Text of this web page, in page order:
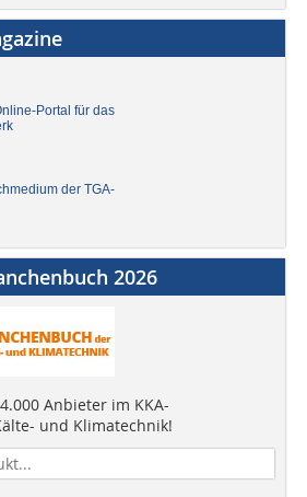
Portal für das
der TGA-
2026
Anbieter im KKA-
und Klimatechnik!